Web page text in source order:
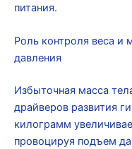
питания.
Роль контроля веса и
давления
Избыточная масса
драйверов развития
килограмм
провоцируя подъем